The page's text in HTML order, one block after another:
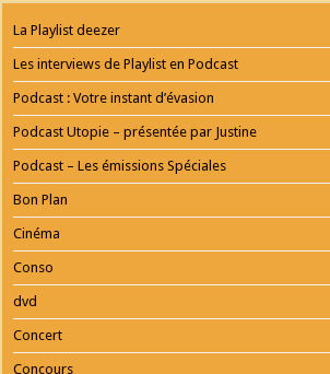
ONLINE
AGENTUR
MAINZ
Playlist
La Playlist deezer
Les interviews de Playlist en Podcast
Podcast : Votre instant d’évasion
Podcast Utopie – présentée par Justine
Podcast – Les émissions Spéciales
Bon Plan
Cinéma
Conso
dvd
Concert
Concours